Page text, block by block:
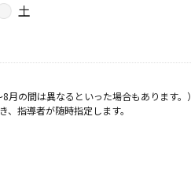
土
の間は異なるといった場合もあります。）
指導者が随時指定します。